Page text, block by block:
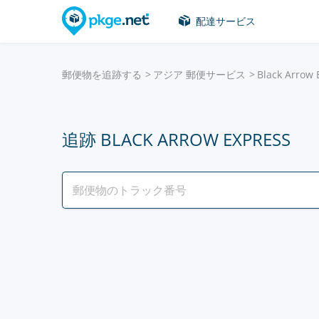
配達サービス
郵便物を追跡する アジア 郵便サービス Black Arrow
追跡 BLACK ARROW EXPRESS